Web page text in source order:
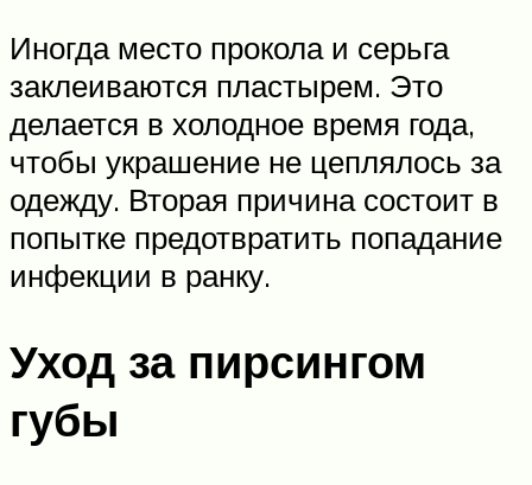
Иногда место прокола и серьга
заклеиваются пластырем. Это
делается в холодное время года,
чтобы украшение не цеплялось за
одежду. Вторая причина состоит в
попытке предотвратить попадание
инфекции в ранку.
Уход за пирсингом
губы